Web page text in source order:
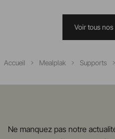
Voir tous
Accueil Mealplak Supports
Ne manquez pas notre